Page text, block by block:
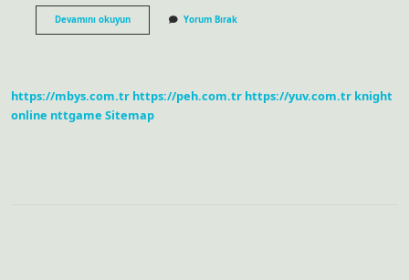
Devamını okuyun1
Gb
Kaldırır
Yorum Bırak
https://mbys.com.tr https://peh.com.tr https://yuv.com.tr knight
online nttgame Sitemap